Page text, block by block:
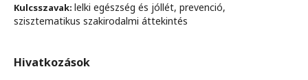
Kulcsszavak: lelki egészség és jóllét, prevenció,
szisztematikus szakirodalmi áttekintés
Hivatkozások